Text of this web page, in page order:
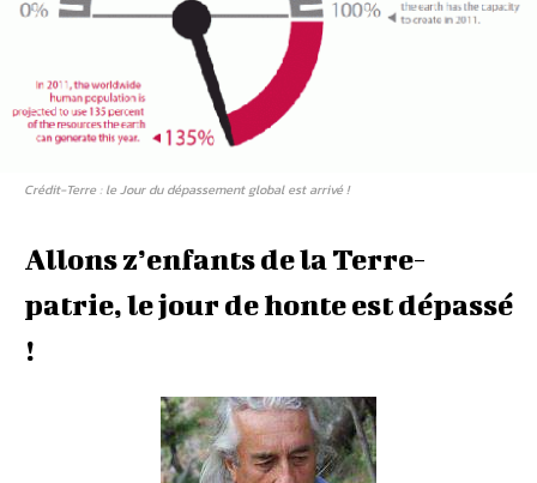
Crédit-Terre : le Jour du dépassement global est arrivé !
Allons z’enfants de la Terre-
patrie, le jour de honte est dépassé
!